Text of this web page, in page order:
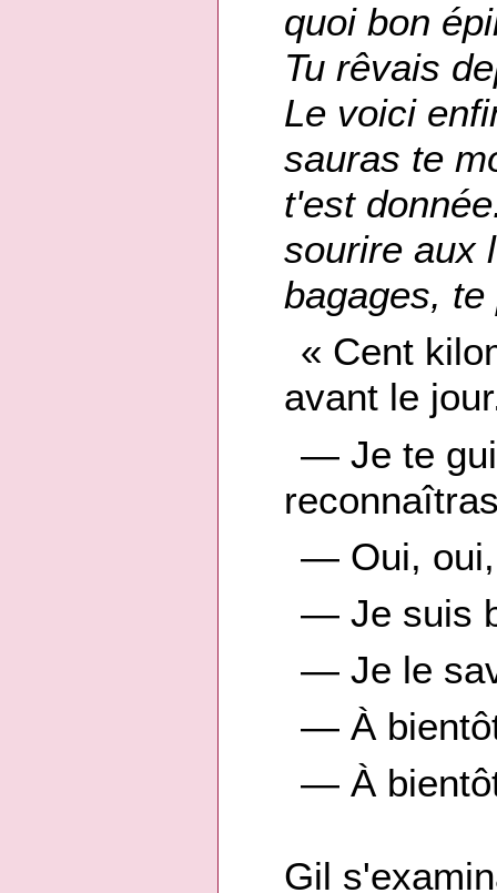
quoi bon
Tu rêvais
Le voici
sauras te
t'est
sourire aux
bagages,
« Cent
avant le
— Je te
— Oui,
— Je suis
— Je le
— À
— À
Gil